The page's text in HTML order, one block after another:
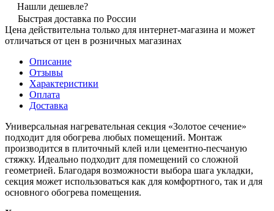
Нашли дешевле?
Быстрая доставка по России
Цена действительна только для интернет-магазина и может
отличаться от цен в розничных магазинах
Описание
Отзывы
Характеристики
Оплата
Доставка
Универсальная нагревательная секция «Золотое сечение»
подходит для обогрева любых помещений. Монтаж
производится в плиточный клей или цементно-песчаную
стяжку. Идеально подходит для помещений со сложной
геометрией. Благодаря возможности выбора шага укладки,
секция может использоваться как для комфортного, так и для
основного обогрева помещения.